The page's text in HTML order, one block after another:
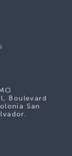
Boulevard
San